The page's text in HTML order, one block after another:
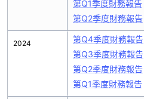
2024
第Q1季度財務報告
第Q2季度財務報告
第Q4季度財務報告
第Q3季度財務報告
第Q2季度財務報告
第Q1季度財務報告